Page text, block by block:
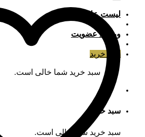
لیست علایق
ورود / عضویت
سبد خرید
سبد خرید شما خالی است.
سبد خرید
سبد خرید شما خالی است.